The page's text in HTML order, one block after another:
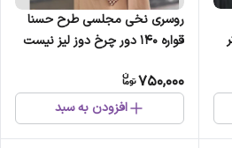
روسری نخی مجلسی طرح حسنا
قواره 140 دور چرخ دوز لیز نیست
750,000
افزودن به سبد